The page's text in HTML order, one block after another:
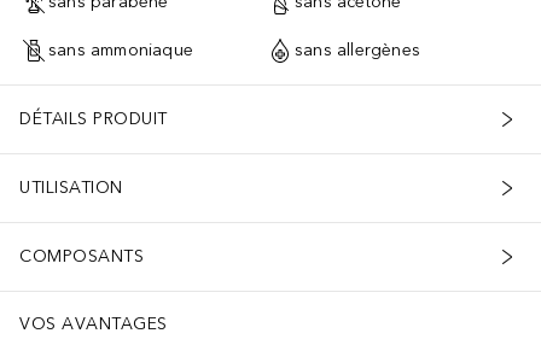
sans ammoniaque sans allergènes
DÉTAILS PRODUIT
UTILISATION
COMPOSANTS
VOS AVANTAGES